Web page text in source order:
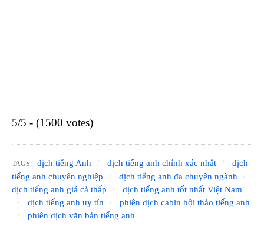
5/5 - (1500 votes)
TAGS: dịch tiếng Anh dịch tiếng anh chính xác nhất
dịch
tiếng anh chuyên nghiệp
dịch tiếng anh đa chuyên ngành
dịch tiếng anh giá cả thấp
dịch tiếng anh tốt nhất Việt Nam"
dịch tiếng anh uy tín
phiên dịch cabin hội thảo tiếng anh
phiên dịch văn bản tiếng anh